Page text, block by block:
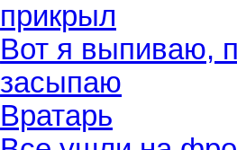
прикрыл
Вот я выпиваю,
засыпаю
Вратарь